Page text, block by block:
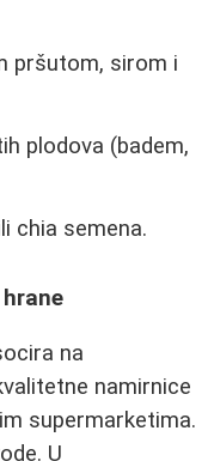
pršutom, sirom i
plodova (badem,
chia semena.
na
namirnice
supermarketima.
U